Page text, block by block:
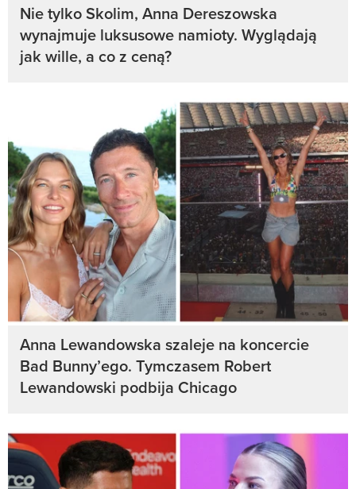
Nie tylko Skolim, Anna Dereszowska
wynajmuje luksusowe namioty. Wyglądają
jak wille, a co z ceną?
Anna Lewandowska szaleje na koncercie
Bad Bunny’ego. Tymczasem Robert
Lewandowski podbija Chicago